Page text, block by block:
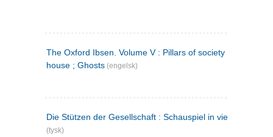
The Oxford Ibsen. Volume V : Pillars of society ; A doll's
house ; Ghosts (engelsk)
Die Stützen der Gesellschaft : Schauspiel in vier Aufzügen
(tysk)